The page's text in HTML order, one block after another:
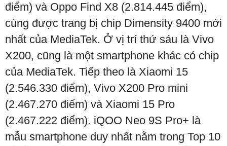
điểm) và Oppo Find X8 (2.814.445 điểm),
cùng được trang bị chip Dimensity 9400 mới
nhất của MediaTek. Ở vị trí thứ sáu là Vivo
X200, cũng là một smartphone khác có chip
của MediaTek. Tiếp theo là Xiaomi 15
(2.546.330 điểm), Vivo X200 Pro mini
(2.467.270 điểm) và Xiaomi 15 Pro
(2.467.222 điểm). iQOO Neo 9S Pro+ là
mẫu smartphone duy nhất nằm trong Top 10